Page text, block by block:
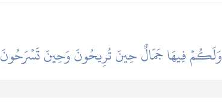
وَلَكُمۡ فِيهَا جَمَالٌ حِينَ تُرِيحُونَ وَحِينَ تَسۡرَحُونَ